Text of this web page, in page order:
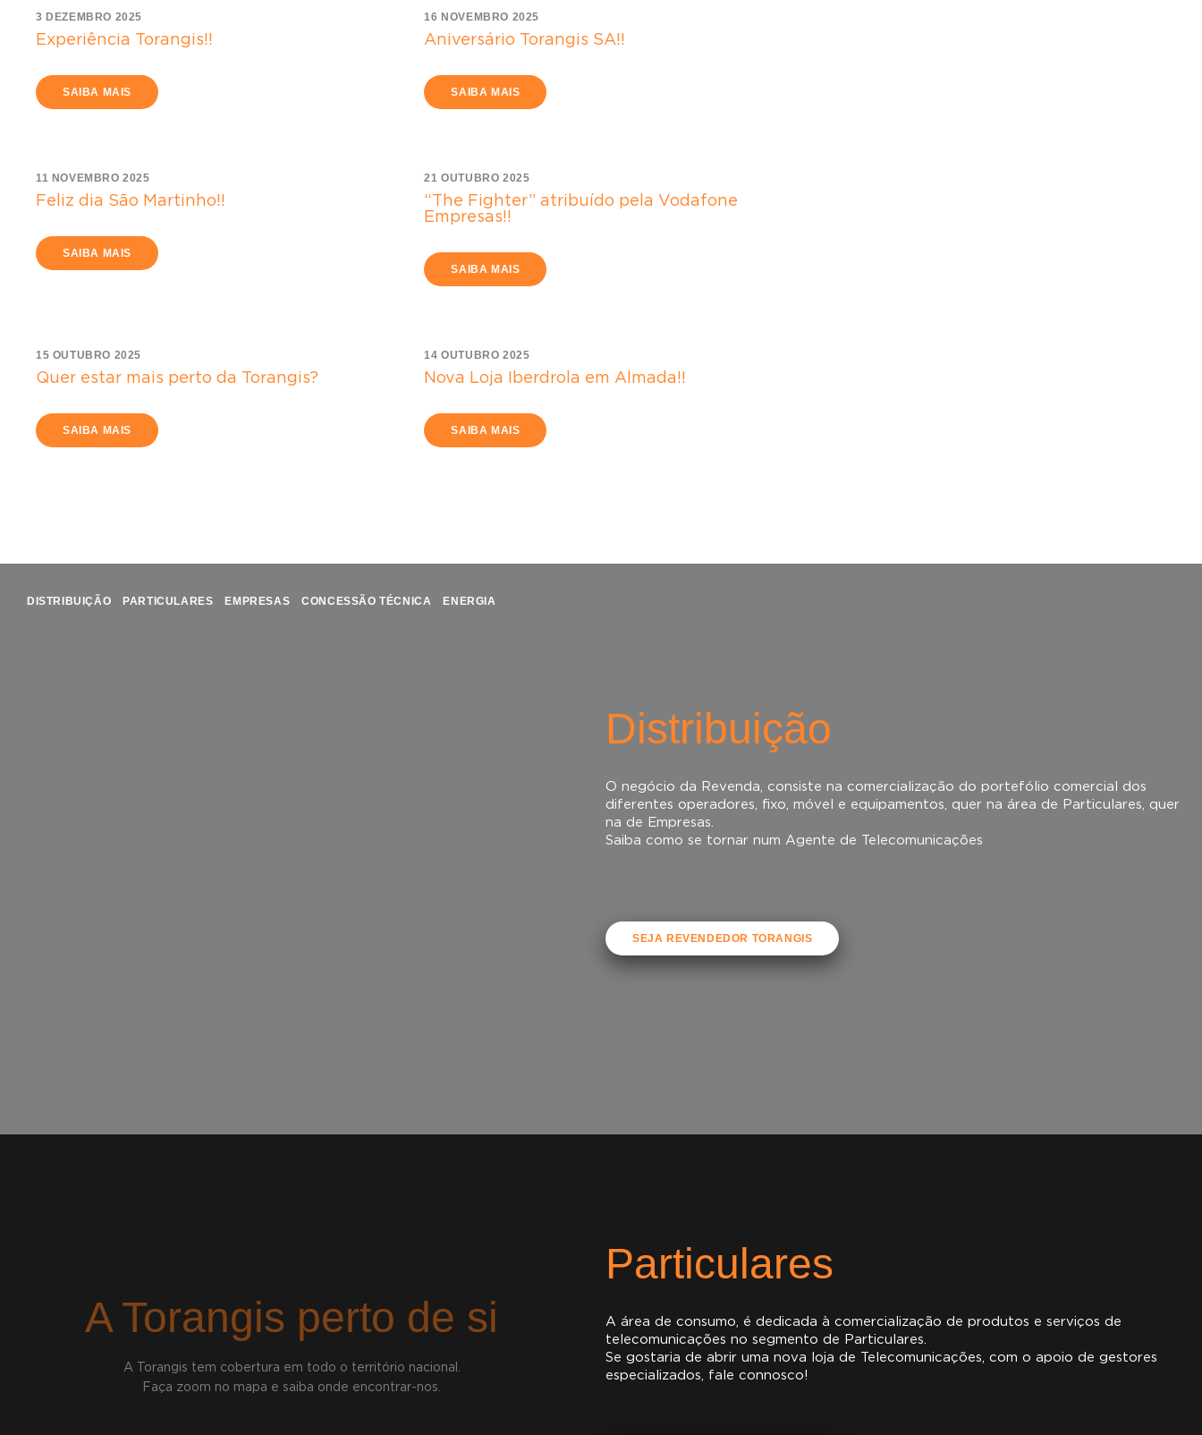
3 DEZEMBRO 2025
Experiência Torangis!!
SAIBA MAIS
16 NOVEMBRO 2025
Aniversário Torangis SA!!
SAIBA MAIS
11 NOVEMBRO 2025
Feliz dia São Martinho!!
SAIBA MAIS
21 OUTUBRO 2025
“The Fighter” atribuído pela Vodafone
Empresas!!
SAIBA MAIS
15 OUTUBRO 2025
Quer estar mais perto da Torangis?
SAIBA MAIS
14 OUTUBRO 2025
Nova Loja Iberdrola em Almada!!
SAIBA MAIS
DISTRIBUIÇÃO PARTICULARES EMPRESAS CONCESSÃO TÉCNICA ENERGIA
Distribuição
O negócio da Revenda, consiste na comercialização do portefólio comercial dos
diferentes operadores, fixo, móvel e equipamentos, quer na área de Particulares, quer
na de Empresas.
Saiba como se tornar num Agente de Telecomunicações
SEJA REVENDEDOR TORANGIS
Particulares
A área de consumo, é dedicada à comercialização de produtos e serviços de
telecomunicações no segmento de Particulares.
Se gostaria de abrir uma nova loja de Telecomunicações, com o apoio de gestores
especializados, fale connosco!
A Torangis perto de si
A Torangis tem cobertura em todo o território nacional.
Faça zoom no mapa e saiba onde encontrar-nos.